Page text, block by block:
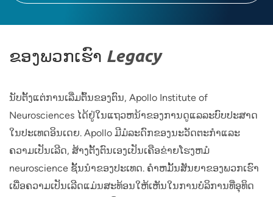
ຂອງ​ພວກ​ເຮົາ Legacy
ນັບຕັ້ງແຕ່ການເລີ່ມຕົ້ນຂອງຕົນ, Apollo Institute of
Neurosciences ໄດ້ຢູ່ໃນແຖວຫນ້າຂອງການດູແລລະບົບປະສາດ
ໃນປະເທດອິນເດຍ. Apollo ມີມໍລະດົກຂອງນະວັດຕະກໍາແລະ
ຄວາມເປັນເລີດ, ສ້າງຕັ້ງຕົນເອງເປັນເຄືອຂ່າຍໂຮງຫມໍ
neuroscience ຊັ້ນນໍາຂອງປະເທດ. ຄໍາຫມັ້ນສັນຍາຂອງພວກເຮົາ
ເພື່ອຄວາມເປັນເລີດແມ່ນສະທ້ອນໃຫ້ເຫັນໃນການບໍລິການທີ່ອຸທິດ